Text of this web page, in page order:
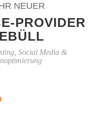
NEUER
PROVIDER
Social Media &